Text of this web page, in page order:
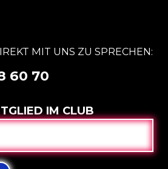
MIT UNS ZU SPRECHEN:
60 70
IM CLUB